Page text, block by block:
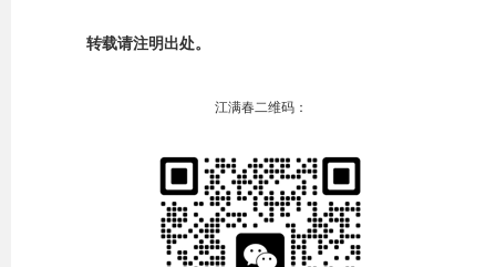
转载请注明出处。
江满春二维码：